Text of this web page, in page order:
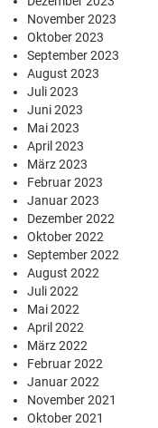
November 2023
Oktober 2023
September 2023
August 2023
Juli 2023
Juni 2023
Mai 2023
April 2023
März 2023
Februar 2023
Januar 2023
Dezember 2022
Oktober 2022
September 2022
August 2022
Juli 2022
Mai 2022
April 2022
März 2022
Februar 2022
Januar 2022
November 2021
Oktober 2021